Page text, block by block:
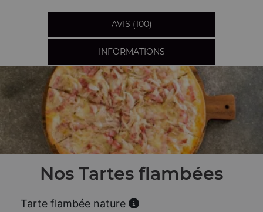
AVIS (100)
INFORMATIONS
Nos Tartes flambées
Tarte flambée nature